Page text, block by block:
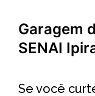
Garagem
SENAI
Se você